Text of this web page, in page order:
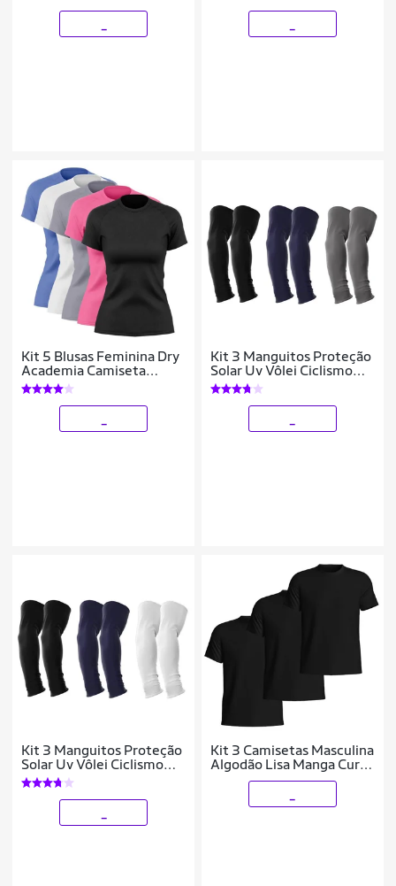
Kit 5 Blusas Feminina Dry
Academia Camiseta
Camisa Esporte
Kit 3 Manguitos Proteção
Solar Uv Vôlei Ciclismo
Protetor Braço Moto
Kit 3 Manguitos Proteção
Solar Uv Vôlei Ciclismo
Protetor Braço Moto
Kit 3 Camisetas Masculina
Algodão Lisa Manga Curta
Básica Dia a Dia